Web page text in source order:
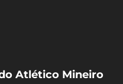
Atlético Mineiro